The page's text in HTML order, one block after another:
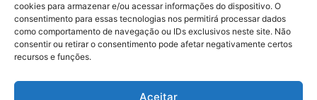
cookies para armazenar e/ou acessar informações do dispositivo. O
consentimento para essas tecnologias nos permitirá processar dados
como comportamento de navegação ou IDs exclusivos neste site. Não
consentir ou retirar o consentimento pode afetar negativamente certos
recursos e funções.
Aceitar
E-mail: alagoasbrasilnoticias@gmail.com
Telefone: (82) 9 9691-0391 (Whatsapp)
Responsável Técnico: Crysthyan Carlos
Rua do Sau - Centro - Anadia - AL - CEP: